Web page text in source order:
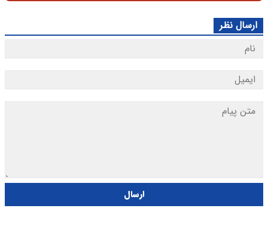
ارسال نظر
ارسال